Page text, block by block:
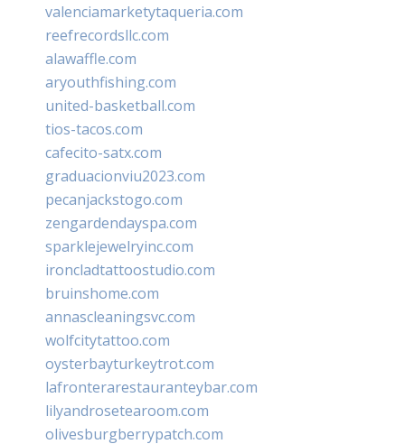
valenciamarketytaqueria.com
reefrecordsllc.com
alawaffle.com
aryouthfishing.com
united-basketball.com
tios-tacos.com
cafecito-satx.com
graduacionviu2023.com
pecanjackstogo.com
zengardendayspa.com
sparklejewelryinc.com
ironcladtattoostudio.com
bruinshome.com
annascleaningsvc.com
wolfcitytattoo.com
oysterbayturkeytrot.com
lafronterarestauranteybar.com
lilyandrosetearoom.com
olivesburgberrypatch.com